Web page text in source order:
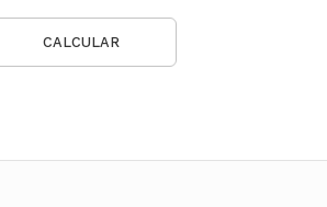
CALCULAR